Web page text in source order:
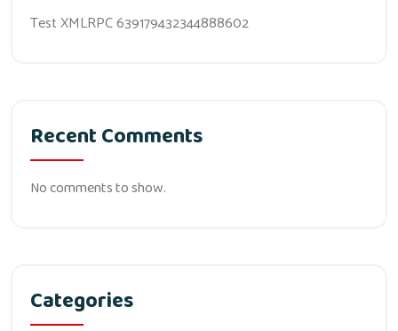
Test XMLRPC 639179432344888602
Recent Comments
No comments to show.
Categories